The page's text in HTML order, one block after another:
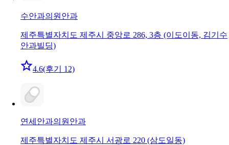
수안과의원 안과
제주특별자치도 제주시 중앙로 286, 3층 (이도이동, 김기수
안과빌딩)
4.6(후기 12)
연세안과의원 안과
제주특별자치도 제주시 서광로 220 (삼도일동)